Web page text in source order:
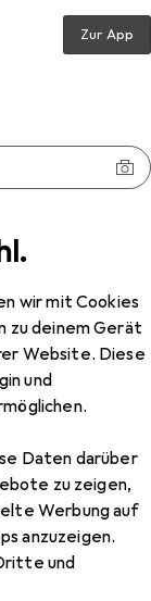
wir mit Cookies
zu deinem Gerät
Website. Diese
und
Daten darüber
zu zeigen,
Werbung auf
anzuzeigen.
und
Zur App
2071
2071
Fulterer